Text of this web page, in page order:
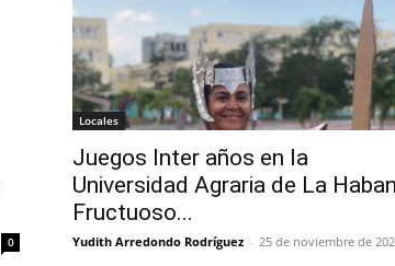
0
Locales
Juegos Inter años en la
Universidad Agraria de La
Fructuoso...
Yudith Arredondo Rodríguez - 25 de noviembre de